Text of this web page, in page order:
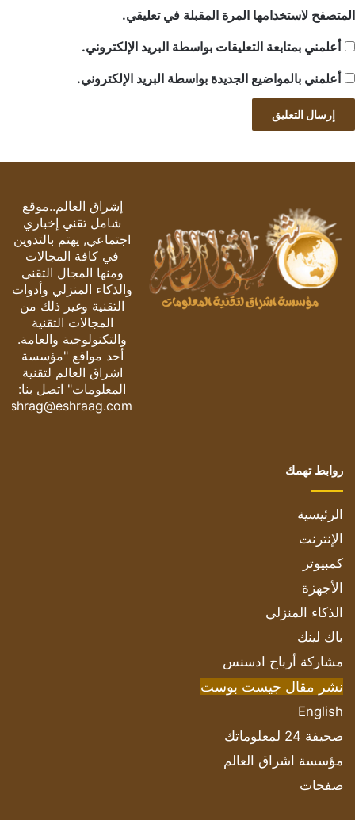
المتصفح لاستخدامها المرة المقبلة في تعليقي.
أعلمني بمتابعة التعليقات بواسطة البريد الإلكتروني.
أعلمني بالمواضيع الجديدة بواسطة البريد الإلكتروني.
إشراق العالم..موقع
شامل تقني إخباري
اجتماعي, يهتم بالتدوين
في كافة المجالات
ومنها المجال التقني
والذكاء المنزلي وأدوات
التقنية وغير ذلك من
المجالات التقنية
والتكنولوجية والعامة.
أحد مواقع "مؤسسة
اشراق العالم لتقنية
المعلومات" اتصل بنا:
eshrag@eshraag.com
روابط تهمك
الرئيسية
الإنترنت
كمبيوتر
الأجهزة
الذكاء المنزلي
باك لينك
مشاركة أرباح ادسنس
نشر مقال جيست بوست
English
صحيفة 24 لمعلوماتك
مؤسسة اشراق العالم
صفحات